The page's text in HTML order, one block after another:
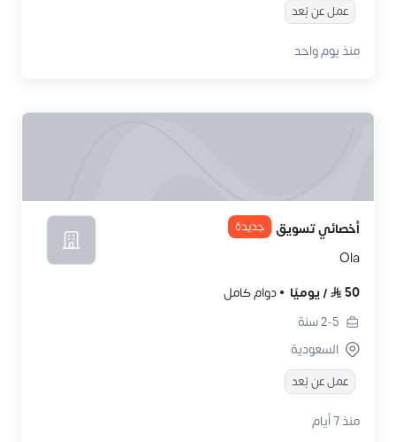
عمل عن بُعد
منذ يوم واحد
أخصائي تسويق جديدة
Ola
50
/يوميًا
دوام كامل
2-5سنة
السعودية
عمل عن بُعد
منذ 7 أيام